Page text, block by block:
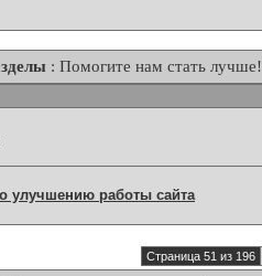
: Помогите нам стать лучше!
улучшению работы сайта
Страница 51 из 196